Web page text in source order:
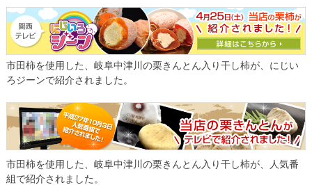
市田柿を使用した、岐阜中津川の栗きんとん入り干し柿が、にじい
ろジーンで紹介されました。
市田柿を使用した、岐阜中津川の栗きんとん入り干し柿が、人気番
組で紹介されました。